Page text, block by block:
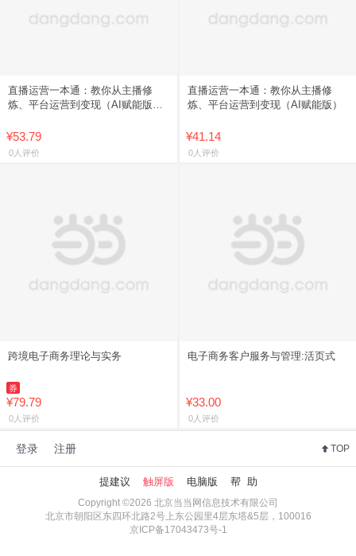
直播运营一本通：教你从主播修
炼、平台运营到变现（AI赋能版）
¥53.79
0人评价
直播运营一本通：教你从主播修
炼、平台运营到变现（AI赋能版）
¥41.14
0人评价
跨境电子商务理论与实务
券
¥79.79
0人评价
电子商务客户服务与管理:活页式
¥33.00
0人评价
登录 注册 TOP
提建议 触屏版 电脑版 帮 助
Copyright ©2026 北京当当网信息技术有限公司
北京市朝阳区东四环北路2号上东公园里4层东塔&5层，100016
京ICP备17043473号-1